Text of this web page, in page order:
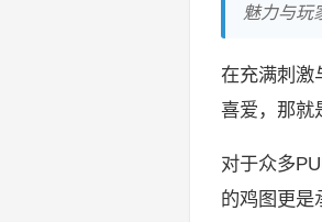
魅力与玩
在充满刺激
喜爱，那就
对于众多
的鸡图更是